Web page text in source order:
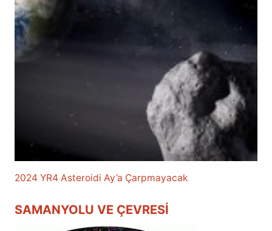
2024 YR4 Asteroidi Ay’a Çarpmayacak
SAMANYOLU VE ÇEVRESI